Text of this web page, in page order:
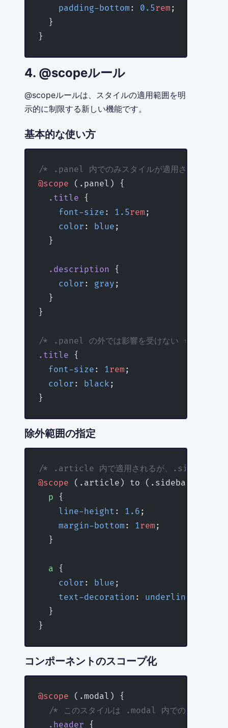
    padding-bottom
: 0.5rem ;
  }
}
4. @scopeルール
@scopeルールは、スタイルの適用範囲を明
示的に制限する新しい機能です。
基本的な使い方
/* .panel 内でのみスタイルが適用される */
@scope (.panel) {
  .title
{
    font-size
: 1.5rem ;
    color
: blue ;
  }
  .description
{
    color
: gray ;
  }
}
/* .panel の外では影響を受けない */
.title {
  font-size
: 1rem ;
  color
: black ;
}
除外範囲の指定
/* .article 内で適用されるが、.sidebar 内
@scope (.article) to (.sidebar) {
  p
{
    line-height
: 1.6 ;
    margin-bottom
: 1rem ;
  }
  a
{
    color
: blue ;
    text-decoration
: underline
  }
}
コンポーネントのスコープ化
@scope (.modal) {
  /* このスタイルは .modal 内でのみ有効 */
  .header
{